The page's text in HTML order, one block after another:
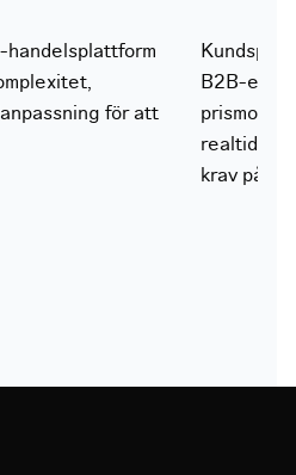
för att
B2B-e-
realtid
krav på